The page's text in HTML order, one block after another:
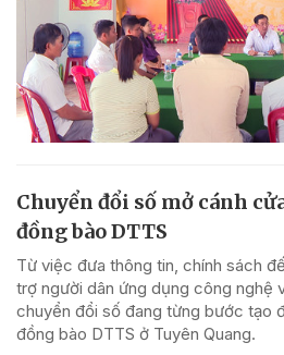
Chuyển đổi số mở cánh
đồng bào DTTS
Từ việc đưa thông tin, chính sách
trợ người dân ứng dụng công nghệ
chuyển đổi số đang từng bước tạo
đồng bào DTTS ở Tuyên Quang.